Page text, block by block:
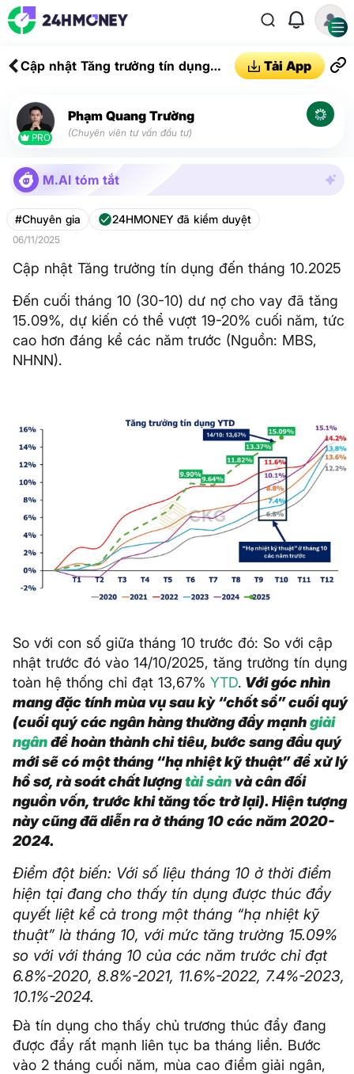
Cập nhật Tăng trưởng tín dụng
Tải App
PRO
Phạm Quang Trường
(Chuyên viên tư vấn đầu tư)
M.AI tóm tắt
#Chuyên gia 24HMONEY đã kiểm duyệt
06/11/2025
Cập nhật Tăng trưởng tín dụng đến tháng 10.2025
Đến cuối tháng 10 (30-10) dư nợ cho vay đã tăng
15.09%, dự kiến có thể vượt 19-20% cuối năm, tức
cao hơn đáng kể các năm trước (Nguồn: MBS,
NHNN).
So với con số giữa tháng 10 trước đó: So với cập
nhật trước đó vào 14/10/2025, tăng trưởng tín dụng
toàn hệ thống chỉ đạt 13,67% YTD. Với góc nhìn
mang đặc tính mùa vụ sau kỳ “chốt sổ” cuối quý
(cuối quý các ngân hàng thường đẩy mạnhgiải
ngânđể hoàn thành chỉ tiêu, bước sang đầu quý
mới sẽ có một tháng “hạ nhiệt kỹ thuật” để xử lý
hồ sơ, rà soát chất lượngtài sản và cân đối
nguồn vốn, trước khi tăng tốc trở lại). Hiện tượng
này cũng đã diễn ra ở tháng 10 các năm 2020-
2024.
Điểm đột biến: Với số liệu tháng 10 ở thời điểm
hiện tại đang cho thấy tín dụng được thúc đẩy
quyết liệt kể cả trong một tháng “hạ nhiệt kỹ
thuật” là tháng 10, với mức tăng trường 15.09%
so với với tháng 10 của các năm trước chỉ đạt
6.8%-2020, 8.8%-2021, 11.6%-2022, 7.4%-2023,
10.1%-2024.
Đà tín dụng cho thấy chủ trương thúc đẩy đang
được đẩy rất mạnh liên tục ba tháng liền. Bước
vào 2 tháng cuối năm, mùa cao điểm giải ngân,